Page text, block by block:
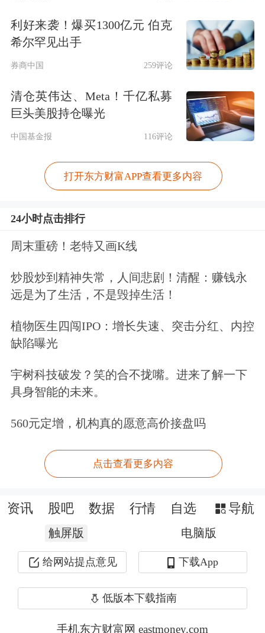
费基础设施等行业领域和资产类型。基
础设施REITs项目发行范围已涵盖12大
域的18个资产类型已经实现了首单发行
上市。
基础设施REITs项目行业范围2025年版
清单共包括15大行业，将城市更新设
施、酒店、体育场馆、商业办公设施等
更多行业领域和资产类型纳入。其中：
级、甲级商务楼宇项目；养老设施为，
目；城市更新设施为，老旧街区、老旧
资产类型的城市更新 综合设施项目。
李超此前表示，基础设施REITs扩围的
监会的协同配合，进一步优化申报推荐
高工作质效，在严防风险、严把质量的
基础上，支持更多符合条件的项目发行
上市，更好推动基础设施REITs支持实
体经济发展。
国家发展改革委固定资产投资司副司长
利好来袭！爆买1300亿元 伯克
希尔罕见出手
券商中国 259评论
清仓英伟达、Meta！千亿私募
巨头美股持仓曝光
中国基金报 116评论
打开东方财富APP查看更多内容
24小时点击排行
周末重磅！老特又画K线
炒股炒到精神失常，人间悲剧！清醒：赚钱永
远是为了生活，不是毁掉生活！
植物医生四闯IPO：增长失速、突击分红、内控
缺陷曝光
宇树科技破发？笑的合不拢嘴。进来了解一下
具身智能的未来。
560元定增，机构真的愿意高价接盘吗
点击查看更多内容
资讯 股吧 数据 行情 自选 导航
触屏版 电脑版
给网站提点意见 下载App
低版本下载指南
手机东方财富网 eastmoney.com